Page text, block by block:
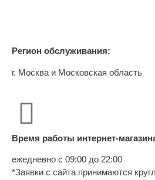
Регион обслуживания:
г. Москва и Московская область
Время работы интернет-
ежедневно с 09:00 до 22:00
*Заявки с сайта принимаются